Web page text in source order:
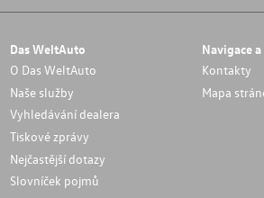
Das WeltAuto
O Das WeltAuto
Naše služby
Vyhledávání dealera
Tiskové zprávy
Nejčastější dotazy
Slovníček pojmů
Navigace
Kontakty
Mapa